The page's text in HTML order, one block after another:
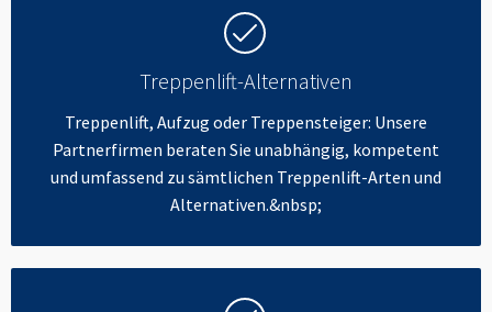
Treppenlift-Alternativen
Treppenlift, Aufzug oder Treppensteiger: Unsere
Partnerfirmen beraten Sie unabhängig, kompetent
und umfassend zu sämtlichen Treppenlift-Arten und
Alternativen.&nbsp;